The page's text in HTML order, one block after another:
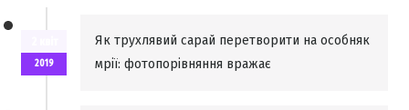
2019
Як трухлявий сарай перетворити на особняк
мрії: фотопорівняння вражає